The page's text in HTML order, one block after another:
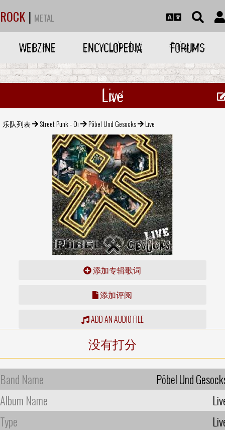
ROCK | METAL
WEBZINE ENCYCLOPEDIA FORUMS
Live
乐队列表 Street Punk - Oi Pöbel Und Gesocks Live
添加专辑歌词
添加评阅
ADD AN AUDIO FILE
没有打分
Band Name
Pöbel Und
Album Name
Type